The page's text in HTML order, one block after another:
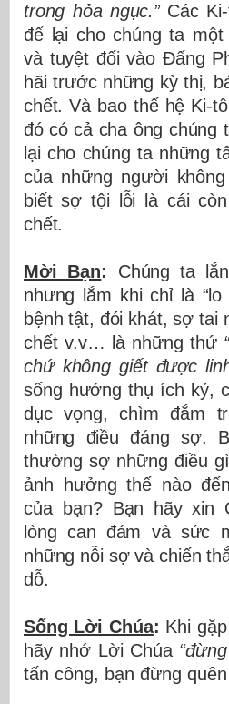
trong hỏa ngục.”Các
để lại cho chúng ta
và tuyệt đối vào Đấng
hãi trước những kỳ thị,
chết. Và bao thế hệ Ki-
đó có cả cha ông chúng
lại cho chúng ta những
của những người
biết sợ tội lỗi là cái
chết.
Mời Bạn:
Chúng ta
nhưng lắm khi chỉ là
bệnh tật, đói khát, sợ tai
chết v.v… là những thứ
chứ không giết được
sống hưởng thụ ích kỷ,
dục vọng, chìm đắm
những điều đáng sợ.
thường sợ những điều
ảnh hưởng thế nào
của bạn? Bạn hãy xin
lòng can đảm và sức
những nỗi sợ và chiến
dỗ.
Sống Lời Chúa: Khi
hãy nhớ Lời Chúa
tấn công, bạn đừng